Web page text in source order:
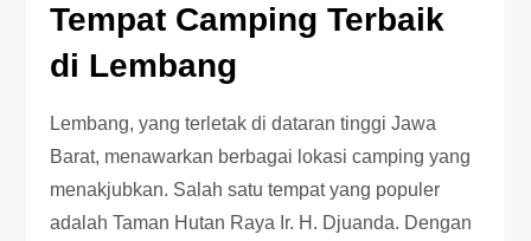
Tempat Camping Terbaik
di Lembang
Lembang, yang terletak di dataran tinggi Jawa
Barat, menawarkan berbagai lokasi camping yang
menakjubkan. Salah satu tempat yang populer
adalah Taman Hutan Raya Ir. H. Djuanda. Dengan